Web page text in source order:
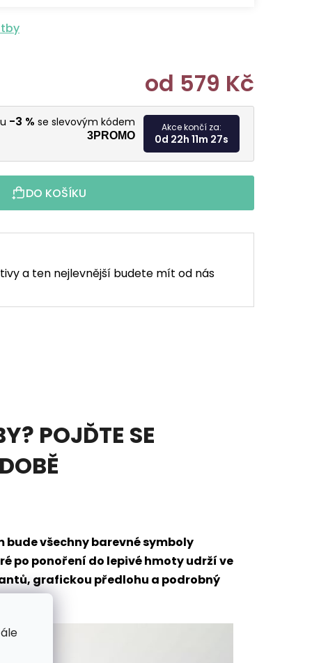
od 579 Kč
Měrná
-3 % se slevovým kódem
3PROMO
Akce končí za:
0d 22h 11m 25s
DO KOŠÍKU
a ten nejlevnější budete mít od nás
POJĎTE SE
všechny barevné symboly
po ponoření do lepivé hmoty udrží ve
grafickou předlohu a podrobný